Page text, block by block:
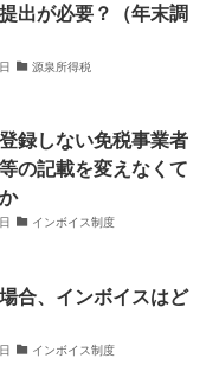
出が必要？（年末調
源泉所得税
録しない免税事業者
の記載を変えなくて
インボイス制度
合、インボイスはど
インボイス制度